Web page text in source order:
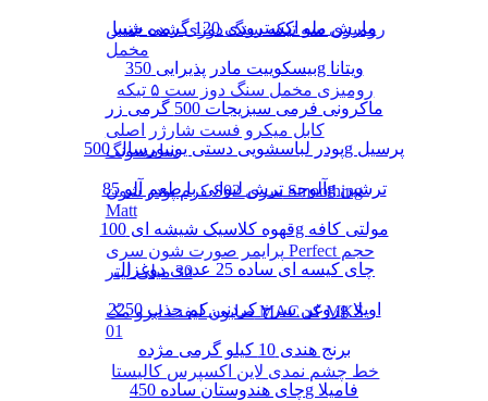
رومیزی سه تیکه سنگ دوزی شده جنس
مخمل
رومیزی مخمل سنگ دوز ست ۵ تیکه
کابل میکرو فست شارژر اصلی
سامسونگ
کرم پودر شون S02 سری Smoothing
Matt
پرایمر صورت شون سری Perfect حجم
30 میلی لیتر
صابون لیفت ابرو مک MAC کد MKS-
01
خط چشم نمدی لاین اکسپرس کالیستا
مارش ملو اکسترودی 120 گرمی شیبا
بیسکوییت مادر پذیرایی 350g ویتانا
ماکرونی فرمی سبزیجات 500 گرمی زر
پودر لباسشویی دستی یونیورسال 500g پرسیل
آلوچه ترش لیوانی با طعم آلو 85g ترشین
قهوه کلاسیک شیشه ای 100g مولتی کافه
چای کیسه ای ساده 25 عددی دوغزال
روغن سرخ کردنی کم جذب 2250g اویلا
برنج هندی 10 کیلو گرمی مژده
چای هندوستان ساده 450g فامیلا